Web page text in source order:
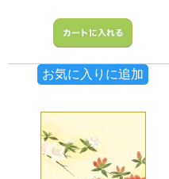
お気に入りに追加